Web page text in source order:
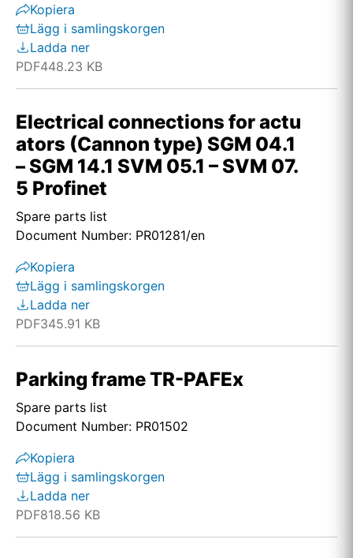
Kopiera
Lägg i samlingskorgen
Ladda ner
PDF448.23 KB
Electrical connections for actu
ators (Cannon type) SGM 04.1
– SGM 14.1 SVM 05.1 – SVM 07.
5 Profinet
Spare parts list
Document Number: PR01281/en
Kopiera
Lägg i samlingskorgen
Ladda ner
PDF345.91 KB
Parking frame TR-PAFEx
Spare parts list
Document Number: PR01502
Kopiera
Lägg i samlingskorgen
Ladda ner
PDF818.56 KB